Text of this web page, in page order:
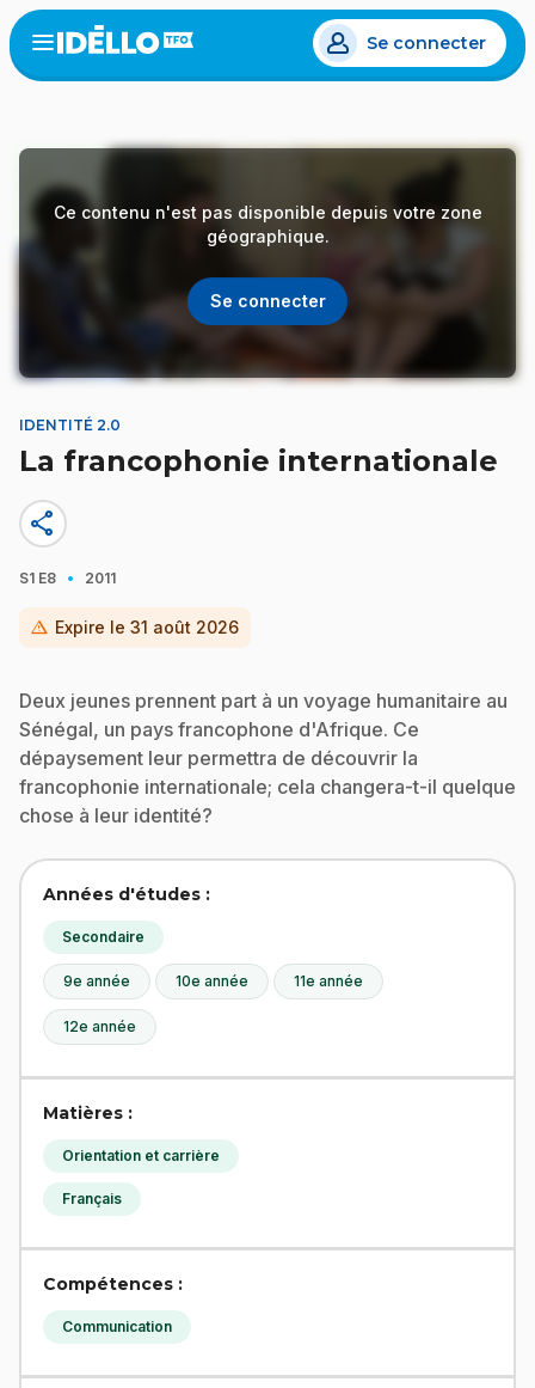
Aller
au
contenu
Open
menu
Se connecter
Ce contenu n'est pas disponible depuis votre zone
géographique.
Se connecter
IDENTITÉ 2.0
La francophonie internationale
share
S1 E8 · 2011
warning Expire le 31 août 2026
Deux jeunes prennent part à un voyage humanitaire au
Sénégal, un pays francophone d'Afrique. Ce
dépaysement leur permettra de découvrir la
francophonie internationale; cela changera-t-il quelque
chose à leur identité?
Années d'études :
Secondaire
9e année 10e année 11e année
12e année
Matières :
Orientation et carrière
Français
Compétences :
Communication